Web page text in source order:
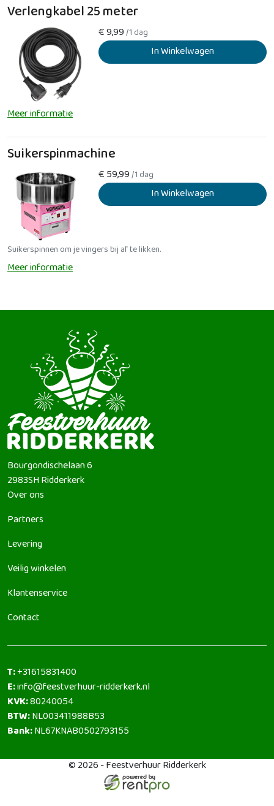
Verlengkabel 25 meter
€9,99/1 dag
In Winkelwagen
Meer informatie
Suikerspinmachine
€59,99/1 dag
In Winkelwagen
Suikerspinnen om je vingers bij af te likken.
Meer informatie
Bourgondischelaan 6
2983SHRidderkerk
Over ons
Partners
Levering
Veilig winkelen
Klantenservice
Contact
T:+31615831400
E:info@feestverhuur-ridderkerk.nl
KVK:80240054
BTW:NL003411988B53
Bank:NL67KNAB0502793155
© 2026 - Feestverhuur Ridderkerk